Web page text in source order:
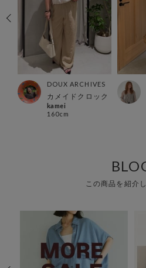
DOUX ARCHIVES
カメイドクロック
kamei
160cm
この商品を紹介